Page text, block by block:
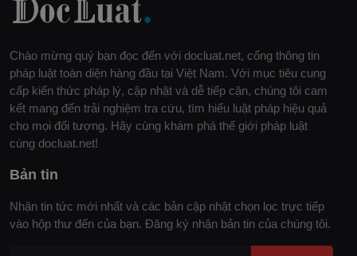
Chào mừng quý bạn đọc đến với docluat.net, cổng thông tin
pháp luật toàn diện hàng đầu tại Việt Nam. Với mục tiêu cung
cấp kiến thức pháp lý, cập nhật và dễ tiếp cận, chúng tôi cam
kết mang đến trải nghiệm tra cứu, tìm hiểu luật pháp hiệu quả
cho mọi đối tượng. Hãy cùng khám phá thế giới pháp luật
cùng docluat.net!
Bản tin
Nhận tin tức mới nhất và các bản cập nhật chọn lọc trực tiếp
vào hộp thư đến của bạn. Đăng ký nhận bản tin của chúng tôi.